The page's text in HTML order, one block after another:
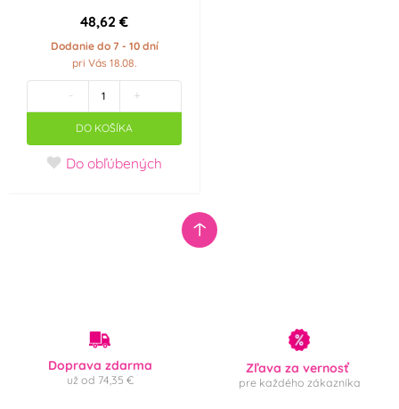
BE
Belgie
VÝPRODEJ - Poslední šance ke koupi
48,62 €
Dodanie do 7 - 10 dní
pri Vás 18.08.
- +
DO KOŠÍKA
Do obľúbených
Doprava zdarma
už od 74,35 €
Zľava za vernosť
pre každého zákazníka